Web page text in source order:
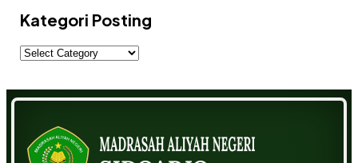
Kategori Posting